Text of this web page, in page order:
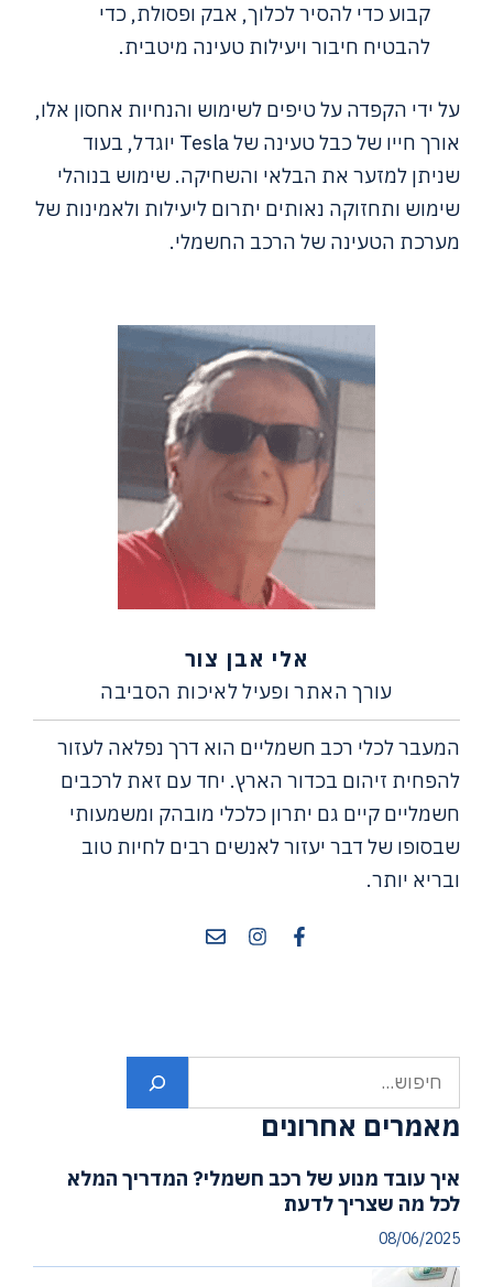
קבוע כדי להסיר לכלוך, אבק ופסולת, כדי
להבטיח חיבור ויעילות טעינה מיטבית.
על ידי הקפדה על טיפים לשימוש והנחיות אחסון אלו,
אורך חייו של כבל טעינה של Tesla יוגדל, בעוד
שניתן למזער את הבלאי והשחיקה. שימוש בנוהלי
שימוש ותחזוקה נאותים יתרום ליעילות ולאמינות של
מערכת הטעינה של הרכב החשמלי.
אלי אבן צור
עורך האתר ופעיל לאיכות הסביבה
המעבר לכלי רכב חשמליים הוא דרך נפלאה לעזור
להפחית זיהום בכדור הארץ. יחד עם זאת לרכבים
חשמליים קיים גם יתרון כלכלי מובהק ומשמעותי
שבסופו של דבר יעזור לאנשים רבים לחיות טוב
ובריא יותר.
חיפוש
מאמרים אחרונים
איך עובד מנוע של רכב חשמלי? המדריך המלא
לכל מה שצריך לדעת
08/06/2025